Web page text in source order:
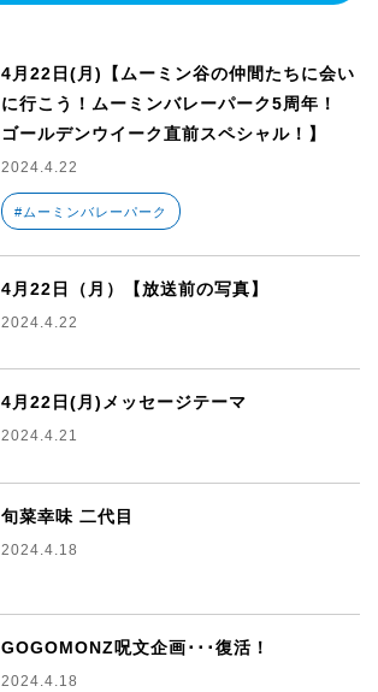
4月22日(月)【ムーミン谷の仲間たちに会い
に行こう！ムーミンバレーパーク5周年！
ゴールデンウイーク直前スペシャル！】
2024.4.22
#ムーミンバレーパーク
4月22日（月）【放送前の写真】
2024.4.22
4月22日(月)メッセージテーマ
2024.4.21
旬菜幸味 二代目
2024.4.18
GOGOMONZ呪文企画･･･復活！
2024.4.18